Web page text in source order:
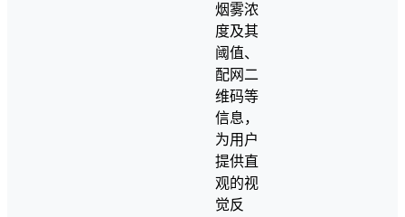
烟雾浓
度及其
阈值、
配网二
维码等
信息，
为用户
提供直
观的视
觉反